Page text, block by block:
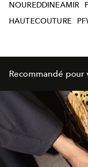
NOUREDDINEAMIR
HAUTECOUTURE
Recommandé pour